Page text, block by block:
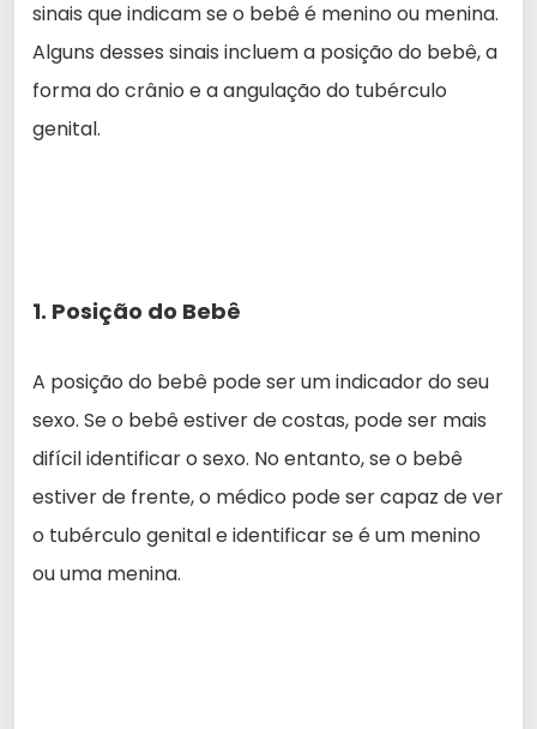
sinais que indicam se o bebê é menino ou menina.
Alguns desses sinais incluem a posição do bebê, a
forma do crânio e a angulação do tubérculo
genital.
1. Posição do Bebê
A posição do bebê pode ser um indicador do seu
sexo. Se o bebê estiver de costas, pode ser mais
difícil identificar o sexo. No entanto, se o bebê
estiver de frente, o médico pode ser capaz de ver
o tubérculo genital e identificar se é um menino
ou uma menina.